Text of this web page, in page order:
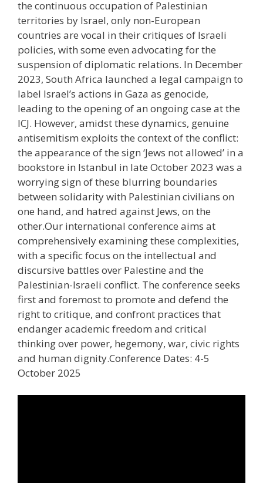
the continuous occupation of Palestinian
territories by Israel, only non-European
countries are vocal in their critiques of Israeli
policies, with some even advocating for the
suspension of diplomatic relations. In December
2023, South Africa launched a legal campaign to
label Israel’s actions in Gaza as genocide,
leading to the opening of an ongoing case at the
ICJ. However, amidst these dynamics, genuine
antisemitism exploits the context of the conflict:
the appearance of the sign ‘Jews not allowed’ in a
bookstore in Istanbul in late October 2023 was a
worrying sign of these blurring boundaries
between solidarity with Palestinian civilians on
one hand, and hatred against Jews, on the
other.Our international conference aims at
comprehensively examining these complexities,
with a specific focus on the intellectual and
discursive battles over Palestine and the
Palestinian-Israeli conflict. The conference seeks
first and foremost to promote and defend the
right to critique, and confront practices that
endanger academic freedom and critical
thinking over power, hegemony, war, civic rights
and human dignity.Conference Dates: 4-5
October 2025